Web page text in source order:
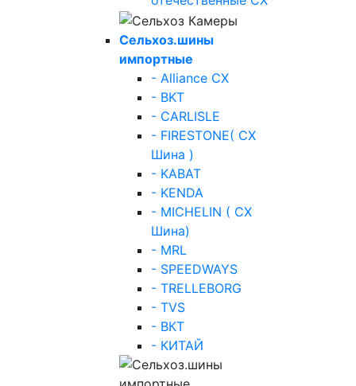
Сельхоз.шины
импортные
- Alliance СХ
- BKT
- CARLISLE
- FIRESTONE( СХ
Шина )
- KABAT
- KENDA
- MICHELIN ( СХ
Шина)
- MRL
- SPEEDWAYS
- TRELLEBORG
- TVS
- ВКТ
- КИТАЙ